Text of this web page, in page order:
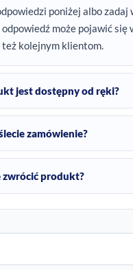
poniżej albo zadaj
może pojawić się
też kolejnym klientom.
jest dostępny od ręki?
zamówienie?
zwrócić produkt?